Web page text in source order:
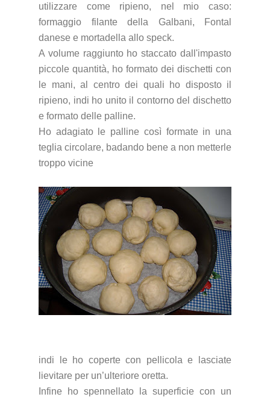
utilizzare come ripieno, nel mio caso:
formaggio filante della Galbani, Fontal
danese e mortadella allo speck.
A volume raggiunto ho staccato dall'impasto
piccole quantità, ho formato dei dischetti con
le mani, al centro dei quali ho disposto il
ripieno, indi ho unito il contorno del dischetto
e formato delle palline.
Ho adagiato le palline così formate in una
teglia circolare, badando bene a non metterle
troppo vicine
indi le ho coperte con pellicola e lasciate
lievitare per un’ulteriore oretta.
Infine ho spennellato la superficie con un